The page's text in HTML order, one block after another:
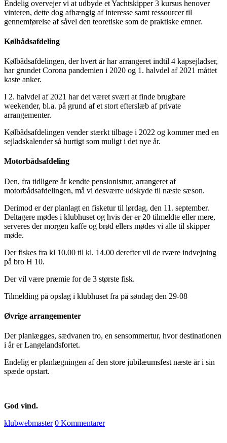
Endelig overvejer vi at udbyde et Yachtskipper 3 kursus henover
vinteren, dette dog afhængig af interesse samt ressourcer til
gennemførelse af såvel den teoretiske som de praktiske emner.
Kølbådsafdeling
Kølbådsafdelingen, der hvert år har arrangeret indtil 4 kapsejladser,
har grundet Corona pandemien i 2020 og 1. halvdel af 2021 måttet
kaste anker.
I 2. halvdel af 2021 har det været svært at finde brugbare
weekender, bl.a. på grund af et stort efterslæb af private
arrangementer.
Kølbådsafdelingen vender stærkt tilbage i 2022 og kommer med en
sejladskalender så hurtigt som muligt i det nye år.
Motorbådsafdeling
Den, fra tidligere år kendte pensionisttur, arrangeret af
motorbådsafdelingen, må vi desværre udskyde til næste sæson.
Derimod er der planlagt en fisketur til lørdag, den 11. september.
Deltagere mødes i klubhuset og hvis der er 20 tilmeldte eller mere,
serveres der morgen kaffe og brød ellers mødes vi alle til skipper
møde.
Der fiskes fra kl 10.00 til kl. 14.00 derefter vil de rvære indvejning
på bro H 10.
Der vil være præmie for de 3 største fisk.
Tilmelding på opslag i klubhuset fra på søndag den 29-08
Øvrige arrangementer
Der planlægges, sædvanen tro, en sensommertur, hvor destinationen
i år er Langelandsfortet.
Endelig er planlægningen af den store jubilæumsfest næste år i sin
spæde opstart.
God vind.
klubwebmaster 0 Kommentarer